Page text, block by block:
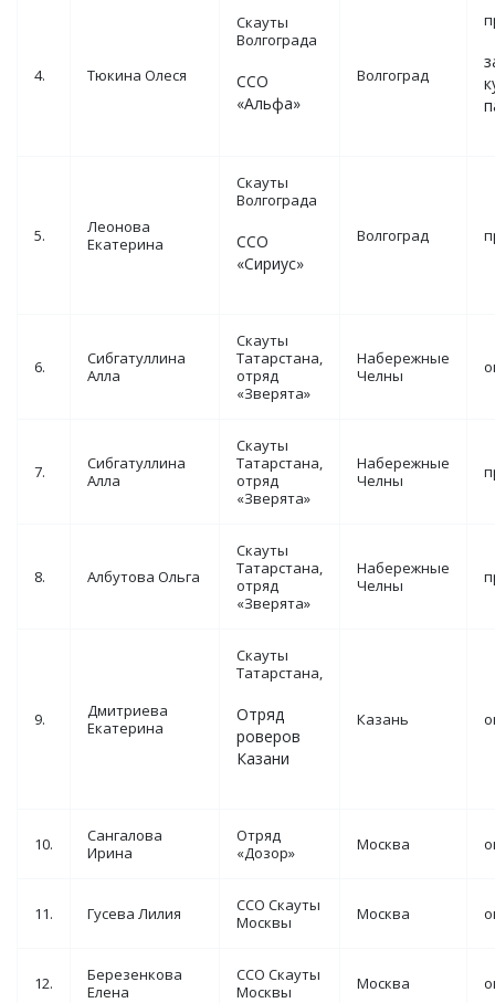
4. Тюкина Олеся
Скауты
Волгограда
ССО
«Альфа»
Волгоград
5.
Леонова
Екатерина
Скауты
Волгограда
ССО
«Сириус»
Волгоград
6.
Сибгатуллина
Алла
Скауты
Татарстана,
отряд
«Зверята»
Набережные
Челны
7.
Сибгатуллина
Алла
Скауты
Татарстана,
отряд
«Зверята»
Набережные
Челны
8. Албутова Ольга
Скауты
Татарстана,
отряд
«Зверята»
Набережные
Челны
9.
Дмитриева
Екатерина
Скауты
Татарстана,
Отряд
роверов
Казани
Казань
10.
Сангалова
Ирина
Отряд
«Дозор»
Москва
11. Гусева Лилия
ССО Скауты
Москвы
Москва
12.
Березенкова
Елена
ССО Скауты
Москвы
Москва